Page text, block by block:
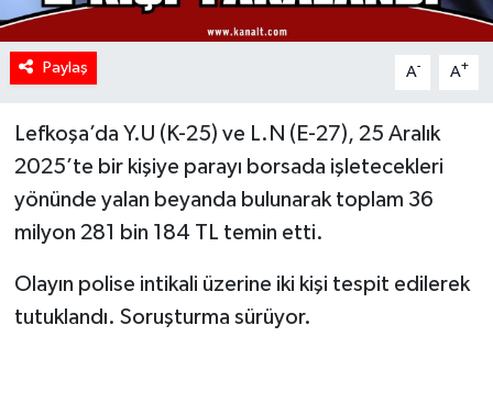
Paylaş A- A+
Lefkoşa’da Y.U (K-25) ve L.N (E-27), 25 Aralık
2025’te bir kişiye parayı borsada işletecekleri
yönünde yalan beyanda bulunarak toplam 36
milyon 281 bin 184 TL temin etti.
Olayın polise intikali üzerine iki kişi tespit edilerek
tutuklandı. Soruşturma sürüyor.